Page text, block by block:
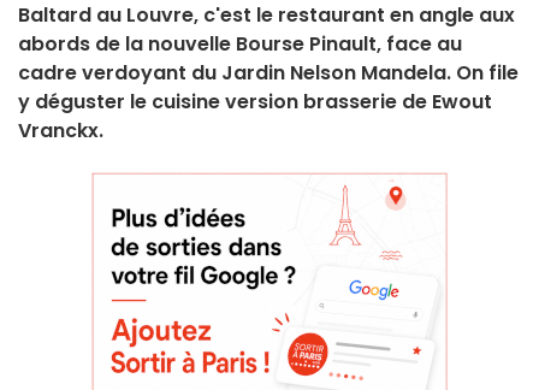
Baltard au Louvre, c'est le restaurant en angle aux
abords de la nouvelle Bourse Pinault, face au
cadre verdoyant du Jardin Nelson Mandela. On file
y déguster le cuisine version brasserie de Ewout
Vranckx.